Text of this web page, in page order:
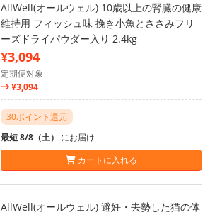
AllWell(オールウェル) 10歳以上の腎臓の健康
維持用 フィッシュ味 挽き小魚とささみフリ
ーズドライパウダー入り 2.4kg
¥3,094
定期便対象
¥3,094
30ポイント還元
最短 8/8（土） にお届け
カートに入れる
AllWell(オールウェル) 避妊・去勢した猫の体